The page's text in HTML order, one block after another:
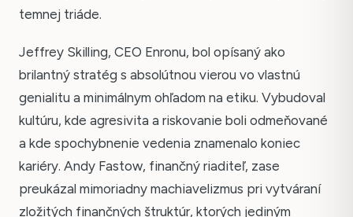
temnej triáde.
Jeffrey Skilling, CEO Enronu, bol opísaný ako
brilantný stratég s absolútnou vierou vo vlastnú
genialitu a minimálnym ohľadom na etiku. Vybudoval
kultúru, kde agresivita a riskovanie boli odmeňované
a kde spochybnenie vedenia znamenalo koniec
kariéry. Andy Fastow, finančný riaditeľ, zase
preukázal mimoriadny machiavelizmus pri vytváraní
zložitých finančných štruktúr, ktorých jediným